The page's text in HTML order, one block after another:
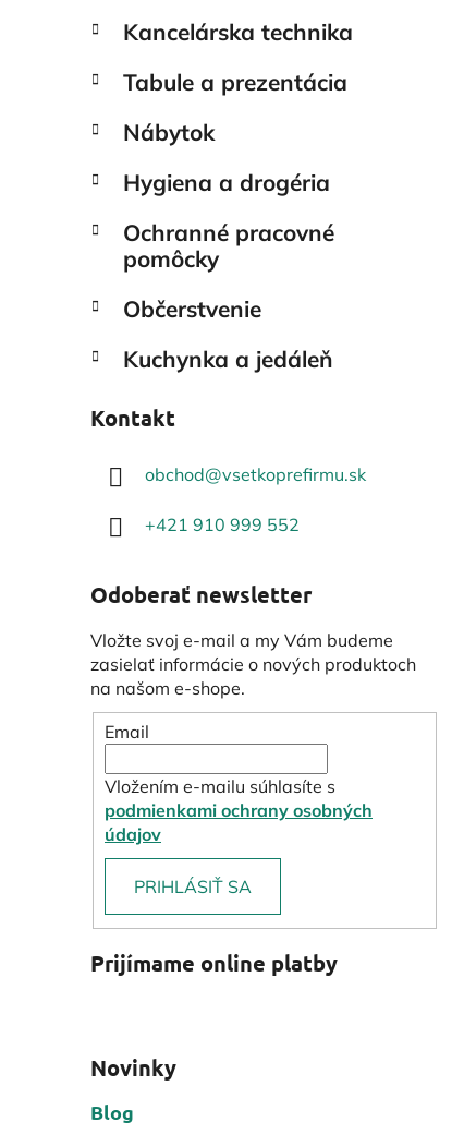
Kancelárska technika
Tabule a prezentácia
Nábytok
Hygiena a drogéria
Ochranné pracovné
pomôcky
Občerstvenie
Kuchynka a jedáleň
Kontakt
obchod@vsetkoprefirmu.sk
+421 910 999 552
Odoberať newsletter
Vložte svoj e-mail a my Vám budeme
zasielať informácie o nových produktoch
na našom e-shope.
Email
Vložením e-mailu súhlasíte s
podmienkami ochrany osobných
údajov
PRIHLÁSIŤ SA
Prijímame online platby
Novinky
Blog